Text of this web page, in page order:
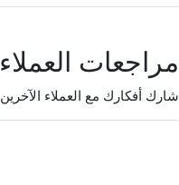
مراجعات العملاء
شارك أفكارك مع العملاء الآخرين